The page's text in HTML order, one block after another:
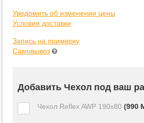
Уведомить об изменении цены
Условия доставки
Запись на примерку
Самовывоз
Добавить Чехол под ваш
Чехол Reflex AWP 190x80 (990